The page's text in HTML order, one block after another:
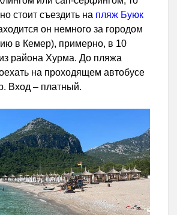
стоит съездить на пляж Буюк
он немного за городом
в Кемер), примерно, в 10
района Хурма. До пляжа
на проходящем автобусе
Вход – платный.